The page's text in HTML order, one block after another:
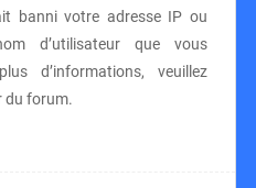
banni votre adresse IP ou
d’utilisateur que vous
d’informations, veuillez
du forum.